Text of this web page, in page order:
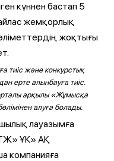
күннен бастап 5
жемқорлық
жоқтығы
тиіс және конкурстық
ерте алынбауға тиіс.
арқылы «Жұмысқа
алуға болады.
лауазымға
ҰК» АҚ
компанияға